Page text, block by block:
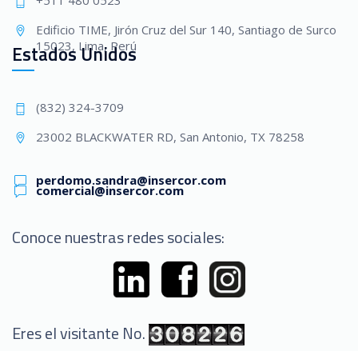
Edificio TIME, Jirón Cruz del Sur 140, Santiago de Surco
15023, Lima, Perú
Estados Unidos
(832) 324-3709
23002 BLACKWATER RD, San Antonio, TX 78258
comercial@insercor.com
perdomo.sandra@insercor.com
Conoce nuestras redes sociales:
Eres el visitante No.